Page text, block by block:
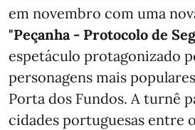
em novembro com uma
"Peçanha - Protocolo de
espetáculo protagonizado
personagens mais
Porta dos Fundos. A turnê
cidades portuguesas entre